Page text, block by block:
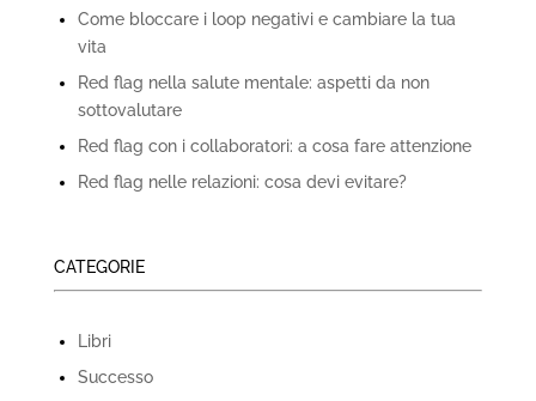
Come bloccare i loop negativi e cambiare la tua
vita
Red flag nella salute mentale: aspetti da non
sottovalutare
Red flag con i collaboratori: a cosa fare attenzione
Red flag nelle relazioni: cosa devi evitare?
CATEGORIE
Libri
Successo